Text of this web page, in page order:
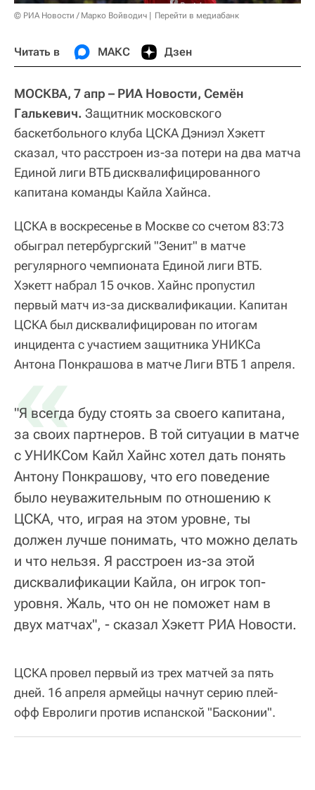
© РИА Новости / Марко Войводич Перейти в медиабанк
Читать в МАКС Дзен
МОСКВА, 7 апр – РИА Новости, Семён
Галькевич. Защитник московского
баскетбольного клуба ЦСКА Дэниэл Хэкетт
сказал, что расстроен из-за потери на два матча
Единой лиги ВТБ дисквалифицированного
капитана команды Кайла Хайнса.
ЦСКА в воскресенье в Москве со счетом 83:73
обыграл петербургский "Зенит" в матче
регулярного чемпионата Единой лиги ВТБ.
Хэкетт набрал 15 очков. Хайнс пропустил
первый матч из-за дисквалификации. Капитан
ЦСКА был дисквалифицирован по итогам
инцидента с участием защитника УНИКСа
Антона Понкрашова в матче Лиги ВТБ 1 апреля.
«
"Я всегда буду стоять за своего капитана,
за своих партнеров. В той ситуации в матче
с УНИКСом Кайл Хайнс хотел дать понять
Антону Понкрашову, что его поведение
было неуважительным по отношению к
ЦСКА, что, играя на этом уровне, ты
должен лучше понимать, что можно делать
и что нельзя. Я расстроен из-за этой
дисквалификации Кайла, он игрок топ-
уровня. Жаль, что он не поможет нам в
двух матчах", - сказал Хэкетт РИА Новости.
ЦСКА провел первый из трех матчей за пять
дней. 16 апреля армейцы начнут серию плей-
офф Евролиги против испанской "Басконии".